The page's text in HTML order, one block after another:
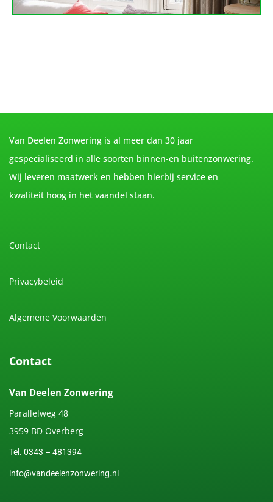
Van Deelen Zonwering is al meer dan 30 jaar
gespecialiseerd in alle soorten binnen-en buitenzonwering.
Wij leveren maatwerk en hebben hierbij service en
kwaliteit hoog in het vaandel staan.
Contact
Privacybeleid
Algemene Voorwaarden
Contact
Van Deelen Zonwering
Parallelweg 48
3959 BD Overberg
Tel. 0343 – 481394
info@vandeelenzonwering.nl